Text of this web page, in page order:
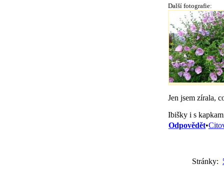
Další fotografie:
Jen jsem zírala,
Ibišky i s
Odpovědět•
Stránky: